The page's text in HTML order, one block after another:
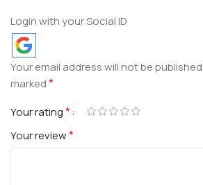
Login with your Social ID
Your email address will not be published.
marked*
Your rating*
Your review*